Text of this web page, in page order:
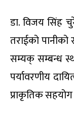
डा. विजय सिंह
तराईको
सम्यक् सम्बन्ध
पर्यावरणीय
प्राकृतिक सहयोग